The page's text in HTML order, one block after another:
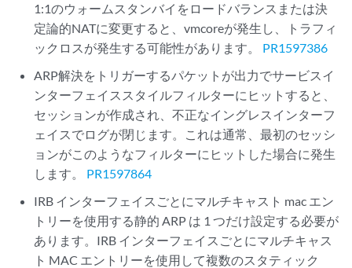
1:1のウォームスタンバイをロードバランスまたは決
定論的NATに変更すると、vmcoreが発生し、トラフィ
ックロスが発生する可能性があります。 PR1597386
ARP解決をトリガーするパケットが出力でサービスイ
ンターフェイススタイルフィルターにヒットすると、
セッションが作成され、不正なイングレスインターフ
ェイスでログが閉じます。これは通常、最初のセッシ
ョンがこのようなフィルターにヒットした場合に発生
します。 PR1597864
IRB インターフェイスごとにマルチキャスト mac エン
トリーを使用する静的 ARP は 1 つだけ設定する必要が
あります。IRB インターフェイスごとにマルチキャス
ト MAC エントリーを使用して複数のスタティック